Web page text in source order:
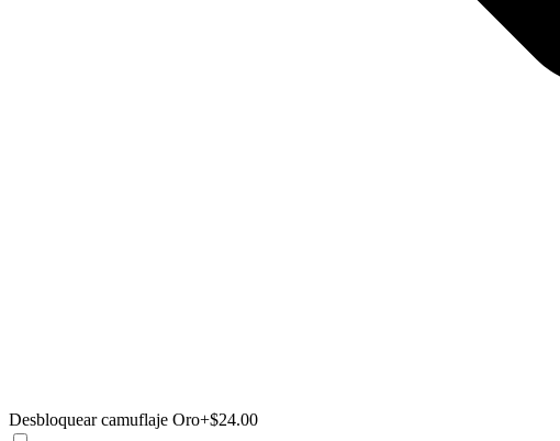
Desbloquear camuflaje Oro+$24.00